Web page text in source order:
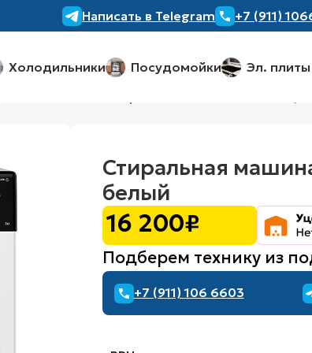
Написать в Telegram +7 (911)
Холодильники Посудомойки
Эл. плиты
Стиральная
белый
16 200₽
Подберем технику из
+7 (911) 106 6603